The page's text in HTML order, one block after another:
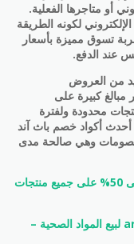
أو متاجرها الفعلية.
لكونه الطريقة
تسوق مميزة بأسعار
عند الدفع.
من العروض
مبالغ كبيرة على
محدودة ولفترة
أحدث أكواد خصم باث آند
وهي صالحة مدى
كود خصم 6th Street: كوبونات خصم تصل إلى 50% على جميع منتجات
كود خصم شركة جوهر الذهب التجارية argento لبيع المواد الصحية –